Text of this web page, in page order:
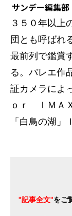
サンデー編集部
３５０年以上
団とも呼ばれ
最前列で鑑賞
る。バレエ作
証カメラによ
ｏｒ ＩＭＡ
「白鳥の湖」
"記事全文"をご